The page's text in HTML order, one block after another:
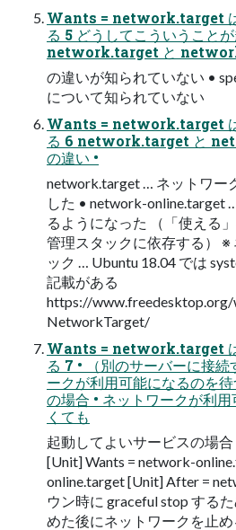
Wants = network.target は
る 5 どうしてこういうこと
network.target と
の違いが知られていない •
について知られていない
Wants = network.target は
る 6 network.target と
の違い •
network.target … ネットワー
した • network-online.target
るようになった （「使える
管理スタックに依存する） ※
ック … Ubuntu 18.04 では
記載がある
https://
NetworkTarget/
Wants = network.target は
る 7 • （別のサーバーに接
ークが利用可能になるのを
の場合 • ネットワークが利
くても
起動してよいサービスの場合
[Unit] Wants = network-
online.target [Unit] After =
ウン時に graceful stop する
めた後にネットワークを止